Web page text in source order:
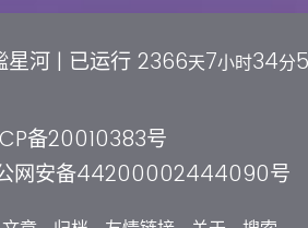
河 | 已运行2366天7小时34分
备20010383号
网安备44200002444090号